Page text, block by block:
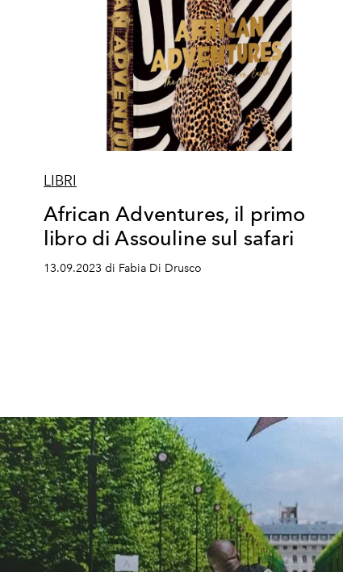
LIBRI
African Adventures, il primo
libro di Assouline sul safari
13.09.2023 di Fabia Di Drusco